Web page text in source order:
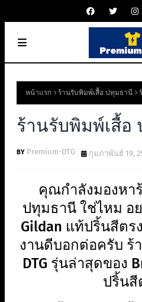
หน้าแรก ร้านรับพิมพ์เสื้อ ปทุมธานี
ร้านรับพิมพ์เสื้อ
Premium-DTG กุมภาพันธ์ 19,
คุณกำลังมองหา
ปทุมธานี ใช่ไหม อ
Gildan แท้ปริ้นสีต
งานดีบอกต่อครับ ร้
DTG รุ่นล่าสุดของ
ปริ้นสี